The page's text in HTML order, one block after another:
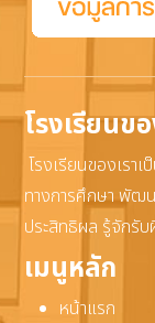
โรงเรียนขอ
โรงเรียนของเรา
ทางการศึกษา พัฒ
ประสิทธิผล รู้จักรั
เมนูหลัก
หน้าแรก